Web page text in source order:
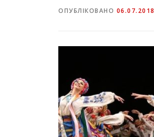
ОПУБЛІКОВАНО 06.07.2018